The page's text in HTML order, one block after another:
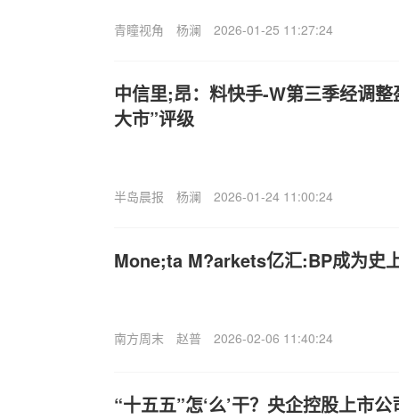
青瞳视角 杨澜 2026-01-25 11:27:24
中信里;昂：料快手-W第三季经调
大市”评级
半岛晨报 杨澜 2026-01-24 11:00:24
Mone;ta M?arkets亿汇:BP成为史
南方周末 赵普 2026-02-06 11:40:24
“十五五”怎‘么’干？央企控股上市